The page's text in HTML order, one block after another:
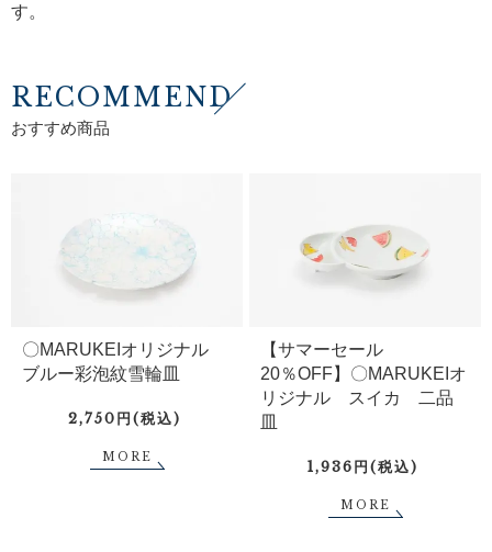
す。
RECOMMEND
おすすめ商品
〇MARUKEIオリジナル
ブルー彩泡紋雪輪皿
2,750円(税込)
MORE
【サマーセール
20％OFF】〇MARUKEIオ
リジナル スイカ 二品
皿
1,936円(税込)
MORE